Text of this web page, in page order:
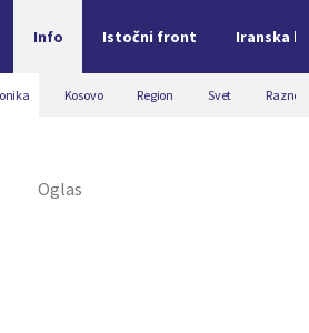
Info Istočni front Iranska
Kosovo Region Svet Razno